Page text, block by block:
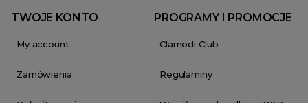
TWOJE KONTO
My account
Zamówienia
PROGRAMY I PROMOCJE
Clamodi Club
Regulaminy